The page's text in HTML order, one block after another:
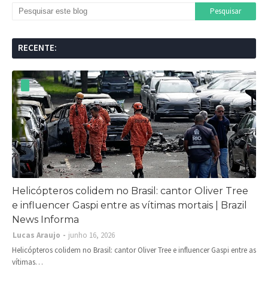
RECENTE:
Helicópteros colidem no Brasil: cantor Oliver Tree
e influencer Gaspi entre as vítimas mortais | Brazil
News Informa
Lucas Araujo
junho 16, 2026
Helicópteros colidem no Brasil: cantor Oliver Tree e influencer Gaspi entre as
vítimas…